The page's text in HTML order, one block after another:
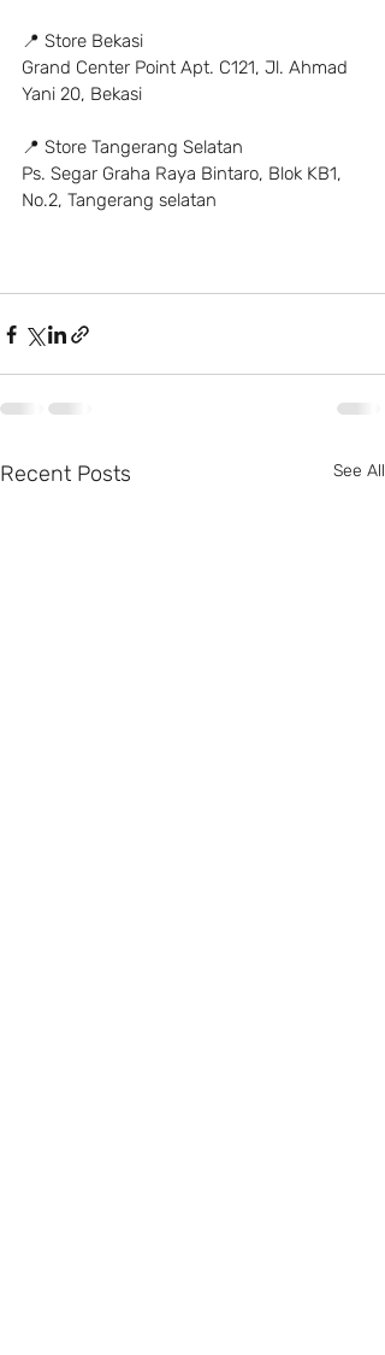
📍 Store Bekasi
Grand Center Point Apt. C121, Jl. Ahmad
Yani 20, Bekasi
📍 Store Tangerang Selatan
Ps. Segar Graha Raya Bintaro, Blok KB1,
No.2, Tangerang selatan
Recent Posts See All